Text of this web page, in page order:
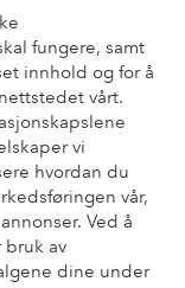
fungere, samt
innhold og for å
vårt.
vi
hvordan du
vår,
Ved å
bruk av
dine under
?